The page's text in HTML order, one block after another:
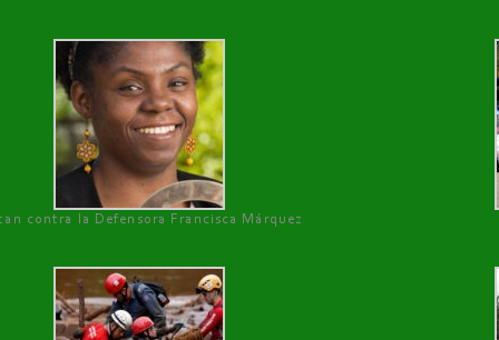
contra la Defensora Francisca Márquez